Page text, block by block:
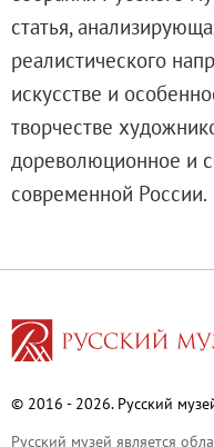
Правила
Высказать
Экскурсии
Лекции и
Лекции
Для СМИ
О музее
статья,
реалистического
искусстве и
творчестве
дореволюционное и
современной России.
© 2016 - 2026. Русский
Русский музей является